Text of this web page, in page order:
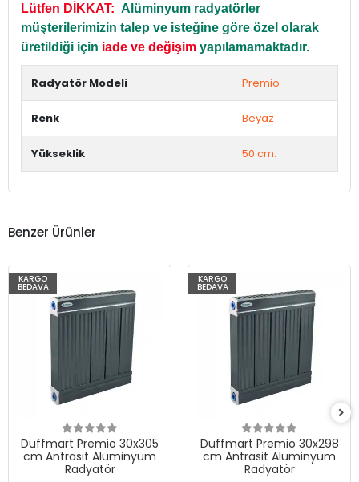
Lütfen DİKKAT: Alüminyum radyatörler
müşterilerimizin talep ve isteğine göre özel olarak
üretildiği için iade ve değişim yapılamamaktadır.
Radyatör Modeli Premio
Renk Beyaz
Yükseklik 50 cm.
Benzer Ürünler
KARGO
BEDAVA
Duffmart Premio 30x305
cm Antrasit Alüminyum
Radyatör
KARGO
BEDAVA
Duffmart Premio 30x298
cm Antrasit Alüminyum
Radyatör